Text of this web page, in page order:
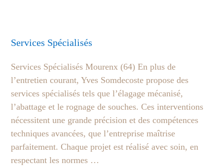
Services Spécialisés
Services Spécialisés Mourenx (64) En plus de
l’entretien courant, Yves Somdecoste propose des
services spécialisés tels que l’élagage mécanisé,
l’abattage et le rognage de souches. Ces interventions
nécessitent une grande précision et des compétences
techniques avancées, que l’entreprise maîtrise
parfaitement. Chaque projet est réalisé avec soin, en
respectant les normes …